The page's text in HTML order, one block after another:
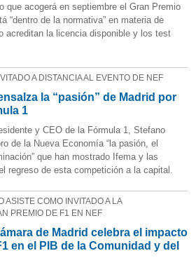
que acogerá en septiembre el Gran Premio
“dentro de la normativa” en materia de
acreditan la licencia disponible y los test
A DISTANCIA AL EVENTO DE NEF
la “pasión” de Madrid por
1
y CEO de la Fórmula 1, Stefano
de la Nueva Economía “la pasión, el
que han mostrado Ifema y las
regreso de esta competición a la capital.
ASISTE COMO INVITADO A LA
PREMIO DE F1 EN NEF
de Madrid celebra el impacto
en el PIB de la Comunidad y del